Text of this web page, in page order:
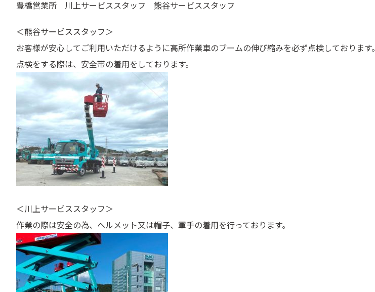
豊橋営業所 川上サービススタッフ 熊谷サービススタッフ
＜熊谷サービススタッフ＞
お客様が安心してご利用いただけるように高所作業車のブームの伸び縮みを必ず点検しております。
点検をする際は、安全帯の着用をしております。
＜川上サービススタッフ＞
作業の際は安全の為、ヘルメット又は帽子、軍手の着用を行っております。